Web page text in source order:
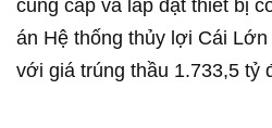
cung cấp và lắp đặt thiết bị
án Hệ thống thủy lợi Cái
với giá trúng thầu 1.733,5 tỷ